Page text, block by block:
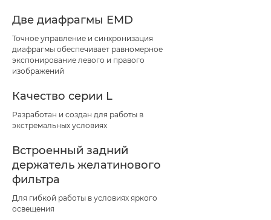
Две диафрагмы EMD
Точное управление и синхронизация
диафрагмы обеспечивает равномерное
экспонирование левого и правого
изображений
Качество серии L
Разработан и создан для работы в
экстремальных условиях
Встроенный задний
держатель желатинового
фильтра
Для гибкой работы в условиях яркого
освещения